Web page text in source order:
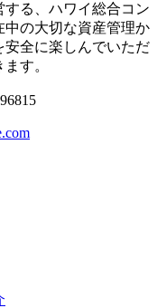
する、ハワイ総合コン
中の大切な資産管理か
安全に楽しんでいただ
す。